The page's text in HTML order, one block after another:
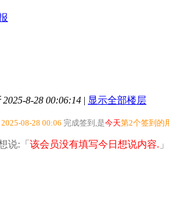
8-28 00:06:14 | 显示全部楼层
2025-08-28 00:06 完成签到,是今天第2个签到的
说:「 该会员没有填写今日想说内容.